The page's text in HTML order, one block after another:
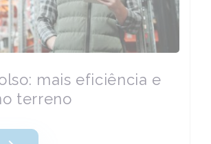
mais eficiência e
terreno